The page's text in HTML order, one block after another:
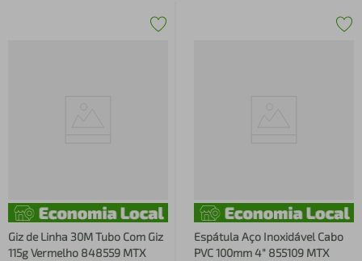
Giz de Linha 30M Tubo Com Giz
115g Vermelho 848559 MTX
Espátula Aço Inoxidável Cabo
PVC 100mm 4" 855109 MTX